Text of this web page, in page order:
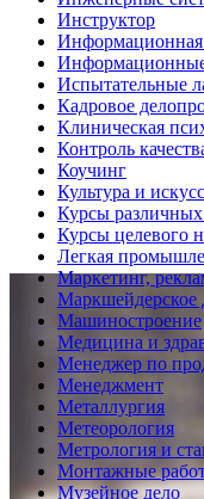
Инструктор
Информационная
Испытательные
Кадровое
Клиническая
Контроль
Коучинг
Культура и
Курсы различных
Курсы целевого
Легкая
Маркетинг,
Маркшейдерское
Машиностроение
Медицина и
Менеджер по
Менеджмент
Металлургия
Метеорология
Метрология и
Монтажные
Музейное дело